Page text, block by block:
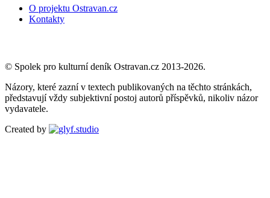
O projektu Ostravan.cz
Kontakty
© Spolek pro kulturní deník Ostravan.cz 2013-2026.
Názory, které zazní v textech publikovaných na těchto stránkách,
představují vždy subjektivní postoj autorů příspěvků, nikoliv názor
vydavatele.
Created by